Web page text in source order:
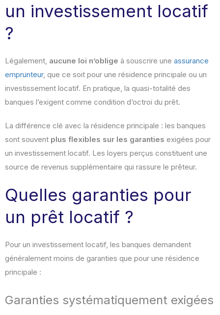
un investissement locatif
?
Légalement, aucune loi n’oblige à souscrire une assurance
emprunteur, que ce soit pour une résidence principale ou un
investissement locatif. En pratique, la quasi-totalité des
banques l’exigent comme condition d’octroi du prêt.
La différence clé avec la résidence principale : les banques
sont souvent plus flexibles sur les garanties exigées pour
un investissement locatif. Les loyers perçus constituent une
source de revenus supplémentaire qui rassure le prêteur.
Quelles garanties pour
un prêt locatif ?
Pour un investissement locatif, les banques demandent
généralement moins de garanties que pour une résidence
principale :
Garanties systématiquement exigées